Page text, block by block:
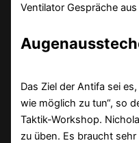
Ventilator Gespräche
Das Ziel der Antifa sei
wie möglich zu tun“, so
Taktik-Workshop.
zu üben. Es braucht